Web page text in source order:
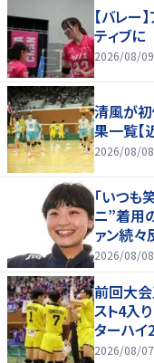
【バレー
ティブ
2026/08/
清風が
果一覧【
2026/08/08
「いつ
ニ”着用
ァン続々
2026/08/
前回大
スト4入
ターハイ
2026/08/